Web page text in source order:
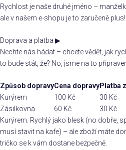
Rychlost je naše druhé jméno –
ale v našem e-shopu je to zaručeně plus!
Doprava a platba ▶
Nechte nás hádat – chcete vědět, jak
to bude stát, že? No, jsme na to
Způsob dopravyCena dopravyPlatba
Kurýrem
100 Kč 30 Kč
Zásilkovna
60 Kč 30 Kč
Kurýrem: Rychlý jako blesk (no dobře,
musí stavit na kafe) – ale zboží máte
tričko se k vám dostane bezpečně.